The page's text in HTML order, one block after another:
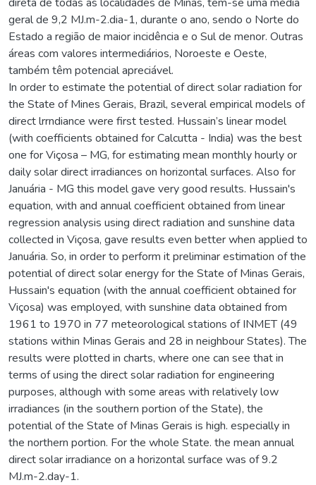
geral de 9,2 MJ.m-2.dia-1, durante o ano, sendo o Norte do
Estado a região de maior incidência e o Sul de menor. Outras
áreas com valores intermediários, Noroeste e Oeste,
também têm potencial apreciável.
In order to estimate the potential of direct solar radiation for
the State of Mines Gerais, Brazil, several empirical models of
direct lrrndiance were first tested. Hussain’s linear model
(with coefficients obtained for Calcutta - India) was the best
one for Viçosa – MG, for estimating mean monthly hourly or
daily solar direct irradiances on horizontal surfaces. Also for
Januária - MG this model gave very good results. Hussain's
equation, with and annual coefficient obtained from linear
regression analysis using direct radiation and sunshine data
collected in Viçosa, gave results even better when applied to
Januária. So, in order to perform it preliminar estimation of the
potential of direct solar energy for the State of Minas Gerais,
Hussain's equation (with the annual coefficient obtained for
Viçosa) was employed, with sunshine data obtained from
1961 to 1970 in 77 meteorological stations of INMET (49
stations within Minas Gerais and 28 in neighbour States). The
results were plotted in charts, where one can see that in
terms of using the direct solar radiation for engineering
purposes, although with some areas with relatively low
irradiances (in the southern portion of the State), the
potential of the State of Minas Gerais is high. especially in
the northern portion. For the whole State. the mean annual
direct solar irradiance on a horizontal surface was of 9.2
MJ.m-2.day-1.